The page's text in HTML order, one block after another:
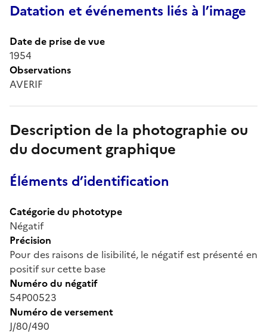
Datation et événements liés à l’image
Date de prise de vue
1954
Observations
AVERIF
Description de la photographie ou
du document graphique
Éléments d’identification
Catégorie du phototype
Négatif
Précision
Pour des raisons de lisibilité, le négatif est présenté en
positif sur cette base
Numéro du négatif
54P00523
Numéro de versement
J/80/490